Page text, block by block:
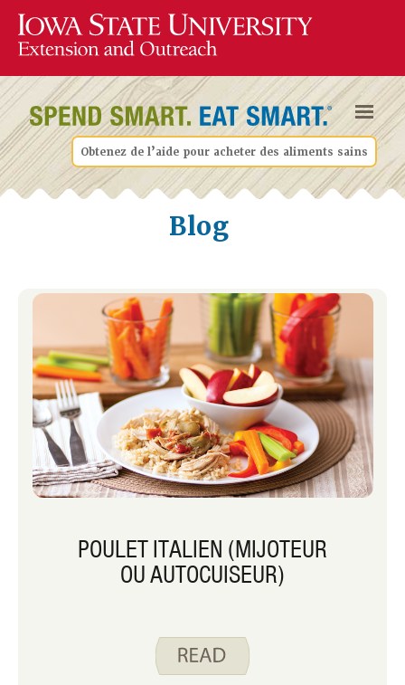
Obtenez de l’aide pour acheter des aliments sains
Blog
POULET ITALIEN (MIJOTEUR
OU AUTOCUISEUR)